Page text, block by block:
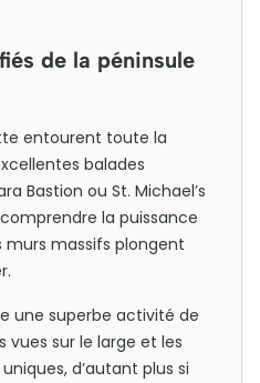
de la péninsule
entourent toute la
balades
Bastion ou St. Michael’s
la puissance
murs massifs plongent
une superbe activité de
vues sur le large et les
d’autant plus si